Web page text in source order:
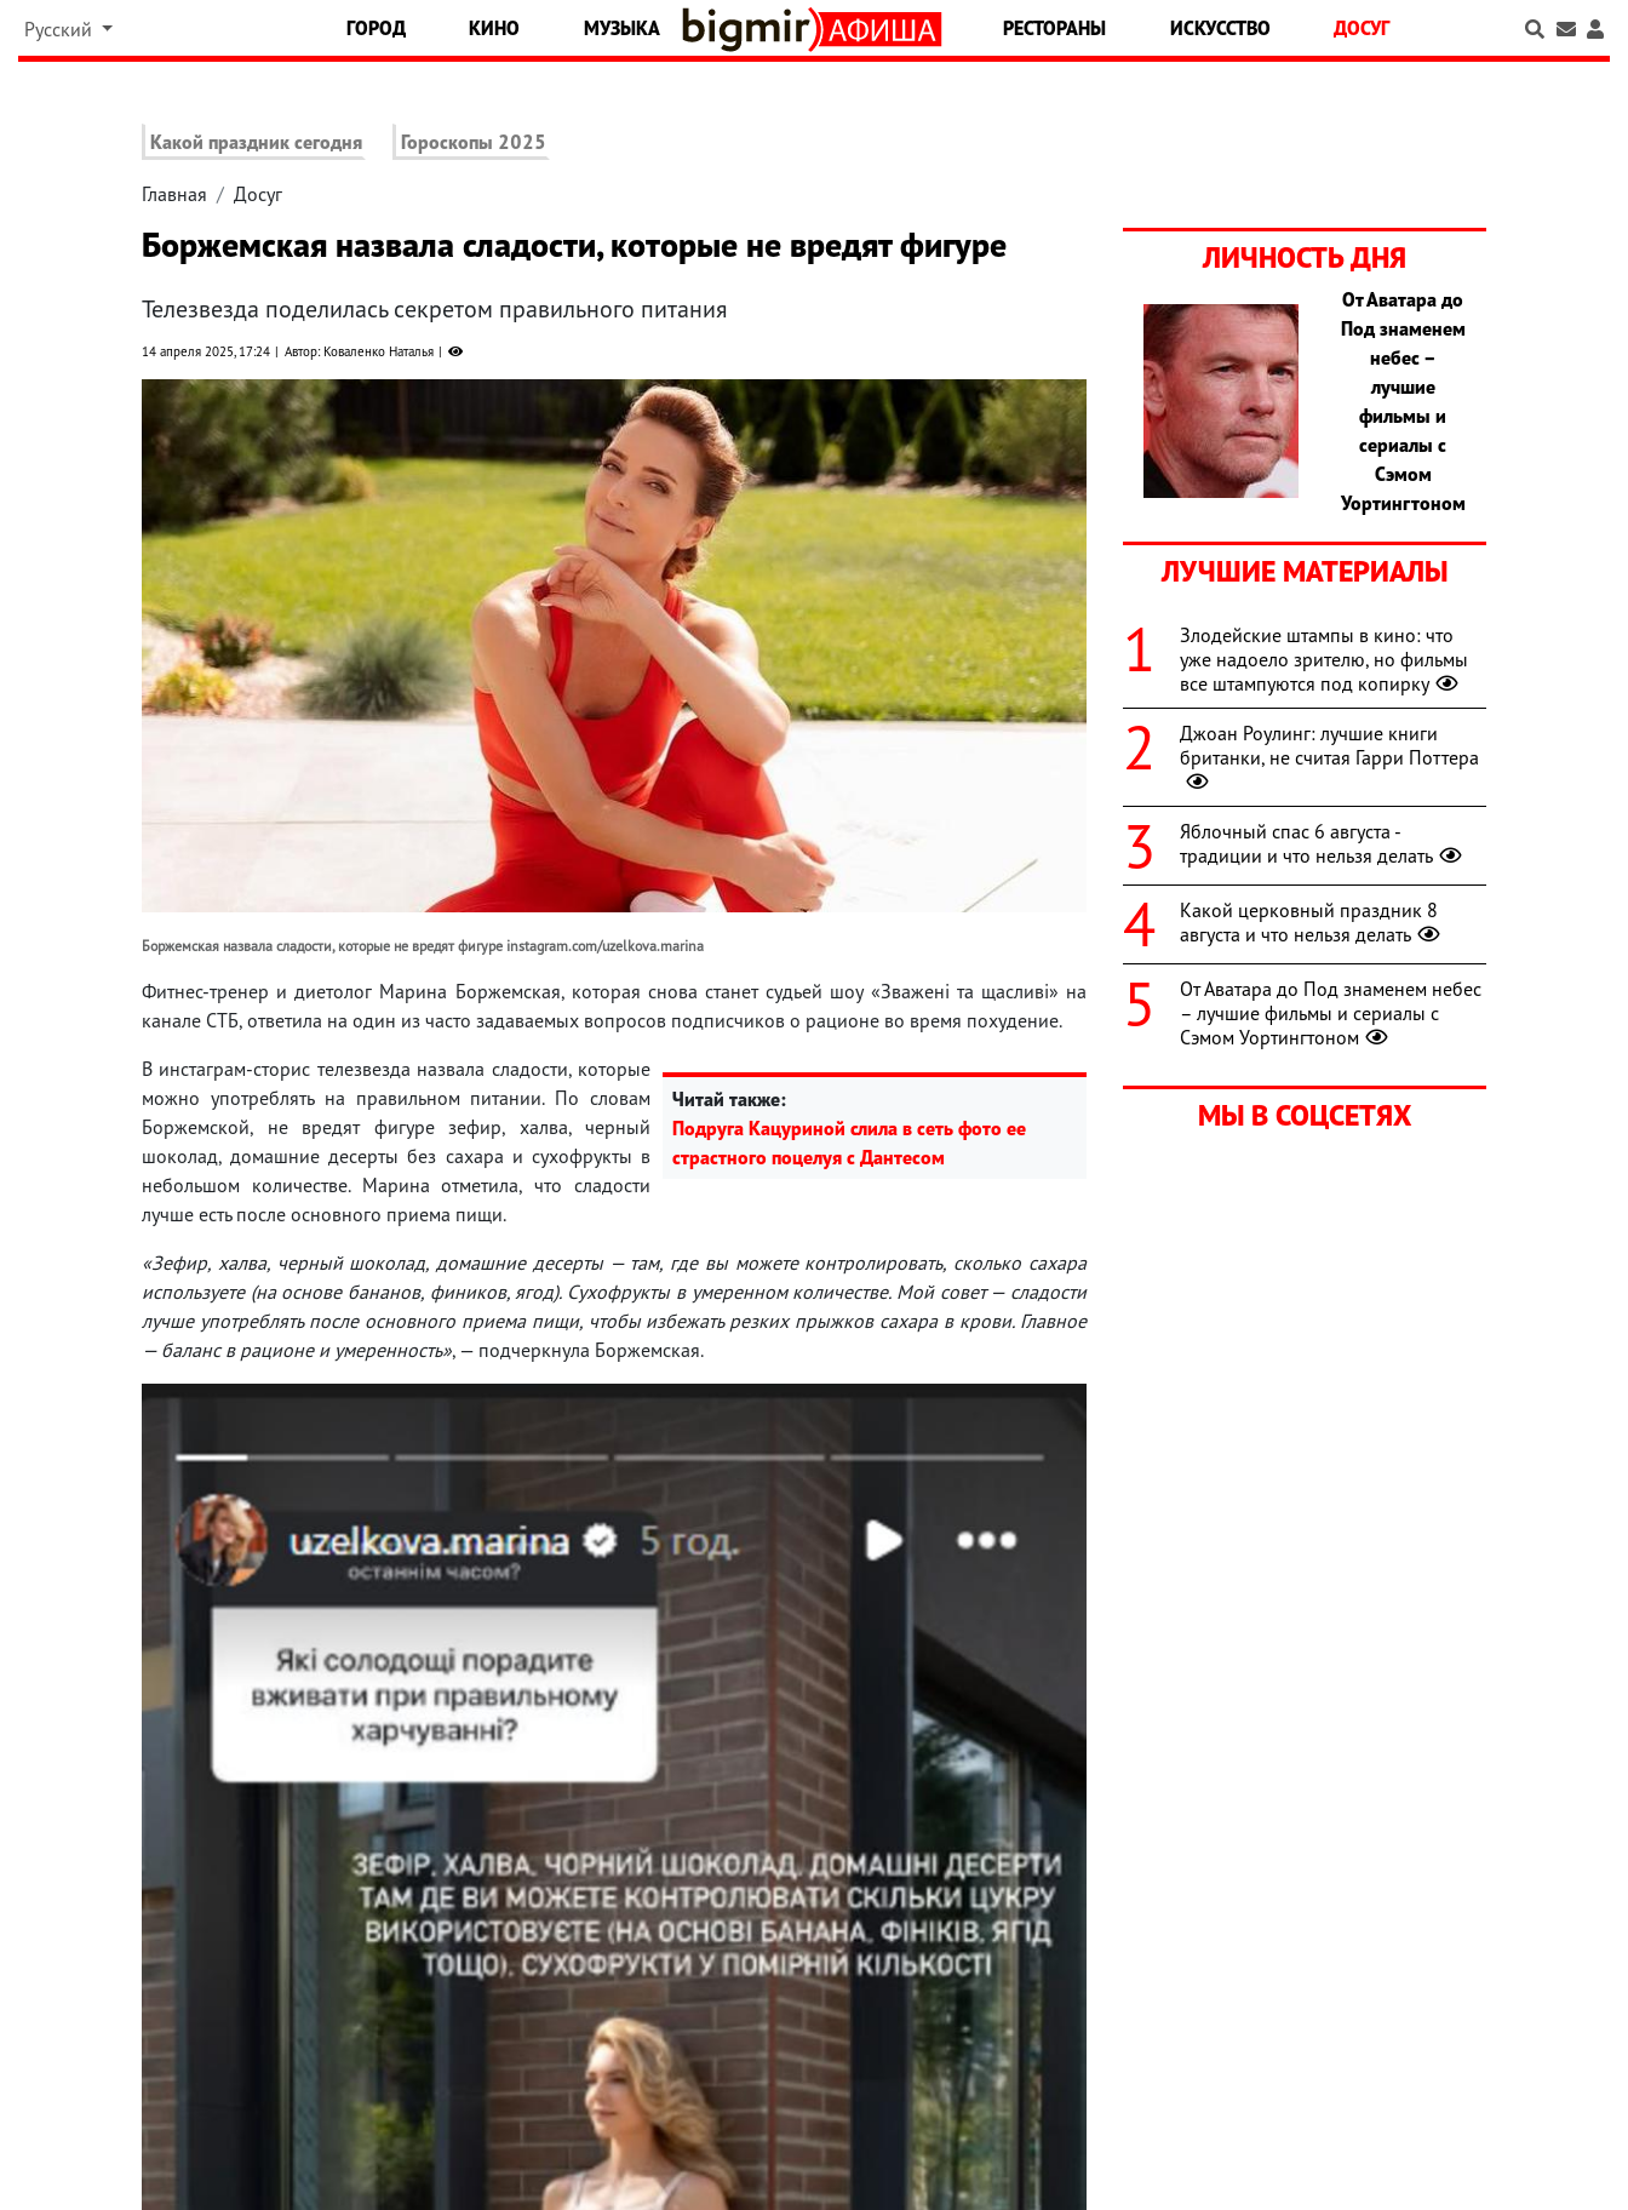
Русский ГОРОД КИНО МУЗЫКА РЕСТОРАНЫ ИСКУССТВО ДОСУГ
Какой праздник сегодня Гороскопы 2025
Главная Досуг
Боржемская назвала сладости, которые не вредят фигуре
Телезвезда поделилась секретом правильного питания
14 апреля 2025, 17:24 Автор: Коваленко Наталья
Боржемская назвала сладости, которые не вредят фигуре instagram.com/uzelkova.marina
Фитнес-тренер и диетолог Марина Боржемская, которая снова станет судьей шоу «Зважені та щасливі» на
канале СТБ, ответила на один из часто задаваемых вопросов подписчиков о рационе во время похудение.
Читай также:
Подруга Кацуриной слила в сеть фото ее
страстного поцелуя с Дантесом
В инстаграм-сторис телезвезда назвала сладости, которые
можно употреблять на правильном питании. По словам
Боржемской, не вредят фигуре зефир, халва, черный
шоколад, домашние десерты без сахара и сухофрукты в
небольшом количестве. Марина отметила, что сладости
лучше есть после основного приема пищи.
«Зефир, халва, черный шоколад, домашние десерты — там, где вы можете контролировать, сколько сахара
используете (на основе бананов, фиников, ягод). Сухофрукты в умеренном количестве. Мой совет — сладости
лучше употреблять после основного приема пищи, чтобы избежать резких прыжков сахара в крови. Главное
— баланс в рационе и умеренность», — подчеркнула Боржемская.
ЛИЧНОСТЬ ДНЯ
От Аватара до
Под знаменем
небес –
лучшие
фильмы и
сериалы с
Сэмом
Уортингтоном
ЛУЧШИЕ МАТЕРИАЛЫ
Злодейские штампы в кино: что
уже надоело зрителю, но фильмы
все штампуются под копирку
Джоан Роулинг: лучшие книги
британки, не считая Гарри Поттера
Яблочный спас 6 августа -
традиции и что нельзя делать
Какой церковный праздник 8
августа и что нельзя делать
От Аватара до Под знаменем небес
– лучшие фильмы и сериалы с
Сэмом Уортингтоном
МЫ В СОЦСЕТЯХ